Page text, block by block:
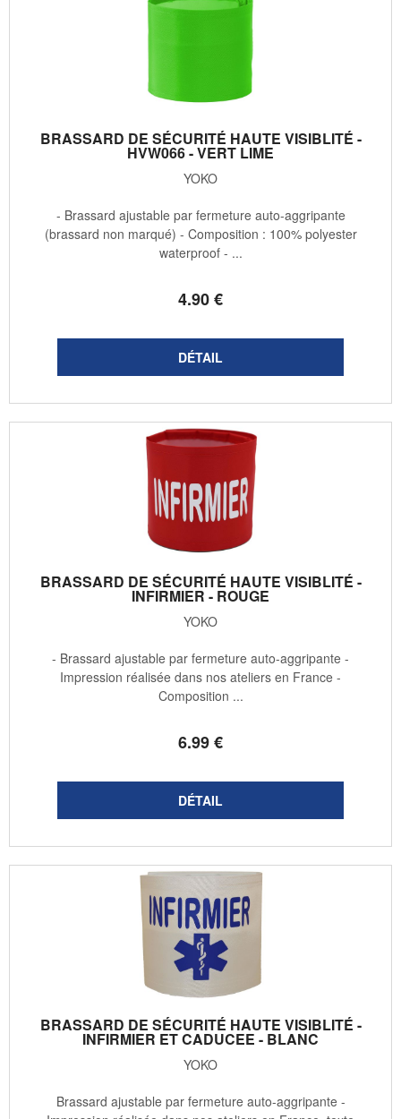
BRASSARD DE SÉCURITÉ HAUTE VISIBLITÉ -
HVW066 - VERT LIME
YOKO
4.90€
- Brassard ajustable par fermeture auto-aggripante
(brassard non marqué) - Composition : 100% polyester
waterproof - ...
BRASSARD DE SÉCURITÉ HAUTE VISIBLITÉ -
INFIRMIER - ROUGE
YOKO
6.99€
- Brassard ajustable par fermeture auto-aggripante -
Impression réalisée dans nos ateliers en France -
Composition ...
BRASSARD DE SÉCURITÉ HAUTE VISIBLITÉ -
INFIRMIER ET CADUCEE - BLANC
YOKO
Brassard ajustable par fermeture auto-aggripante -